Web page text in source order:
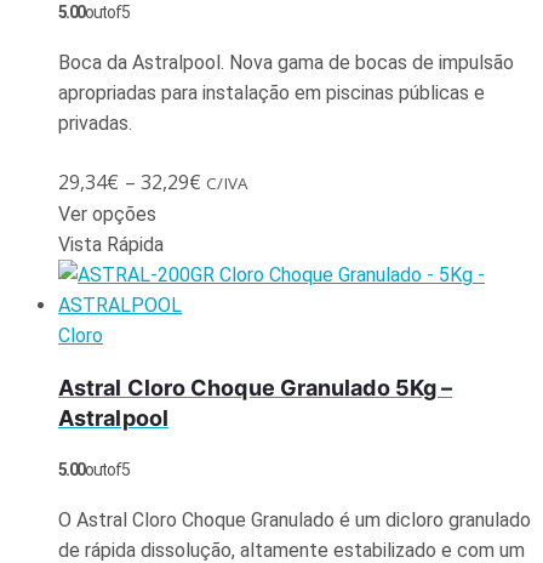
5.00out of 5
Boca da Astralpool. Nova gama de bocas de impulsão
apropriadas para instalação em piscinas públicas e
privadas.
29,34€ – 32,29€ C/IVA
Ver opções
Vista Rápida
Cloro
Astral Cloro Choque Granulado 5Kg –
Astralpool
5.00out of 5
O Astral Cloro Choque Granulado é um dicloro granulado
de rápida dissolução, altamente estabilizado e com um